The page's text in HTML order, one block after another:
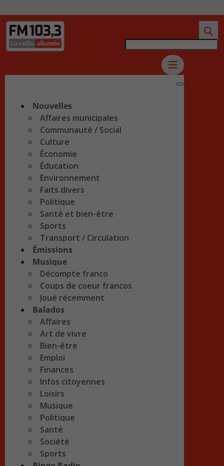
Nouvelles
Affaires municipales
Communauté / Social
Culture
Économie
Éducation
Environnement
Faits divers
Politique
Santé et bien-être
Sports
Transport / Circulation
Émissions
Musique
Décompte franco
Coups de coeur francos
Joué récemment
Balados
Affaires
Art de vivre
Bien-être
Emploi
Finances
Infos citoyennes
Loisirs
Musique
Politique
Santé
Société
Sports